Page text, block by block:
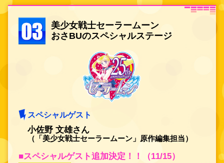
美少女戦士セーラームーン
おさBUのスペシャルステージ
スペシャルゲスト
小佐野 文雄さん
（「美少女戦士セーラームーン」原作編集担当）
■スペシャルゲスト追加決定！！（11/15）